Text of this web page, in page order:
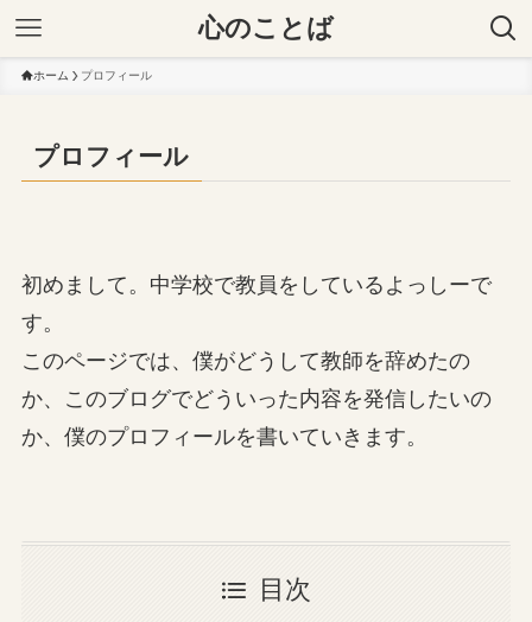
心のことば
ホーム プロフィール
プロフィール
初めまして。中学校で教員をしているよっしーで
す。
このページでは、僕がどうして教師を辞めたの
か、このブログでどういった内容を発信したいの
か、僕のプロフィールを書いていきます。
目次